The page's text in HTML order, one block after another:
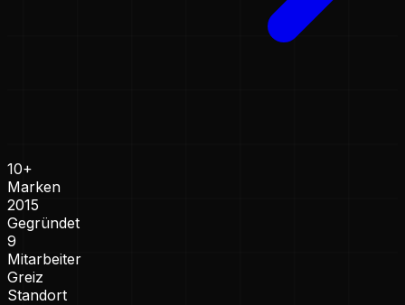
10+
Marken
2015
Gegründet
9
Mitarbeiter
Greiz
Standort